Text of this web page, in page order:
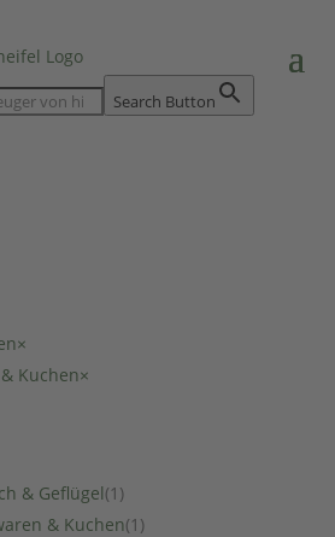
Search Button
×
Kuchen×
& Geflügel(1 )
& Kuchen(1 )